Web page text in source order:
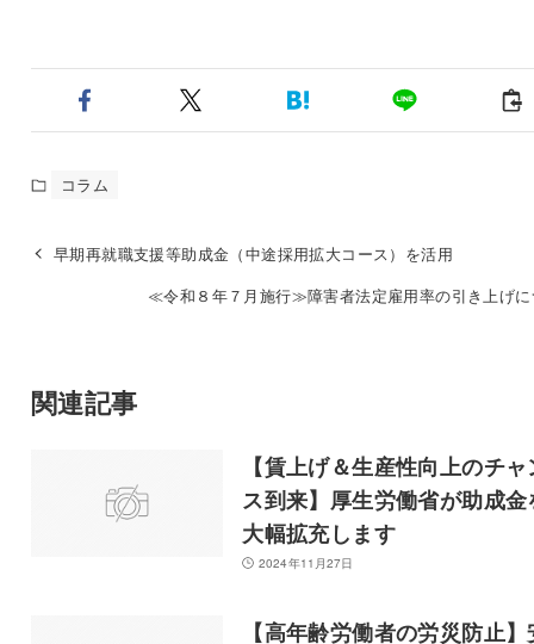
コラム
早期再就職支援等助成金（中途採用拡大コース）を活用
≪令和８年７月施行≫障害者法定雇用率の引き上げ
関連記事
【賃上げ＆生産性向上のチャ
ス到来】厚生労働省が助成金
大幅拡充します
2024年11月27日
【高年齢労働者の労災防止】